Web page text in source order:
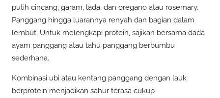
putih cincang, garam, lada, dan oregano atau rosemary.
Panggang hingga luarannya renyah dan bagian dalam
lembut. Untuk melengkapi protein, sajikan bersama dada
ayam panggang atau tahu panggang berbumbu
sederhana.
Kombinasi ubi atau kentang panggang dengan lauk
berprotein menjadikan sahur terasa cukup